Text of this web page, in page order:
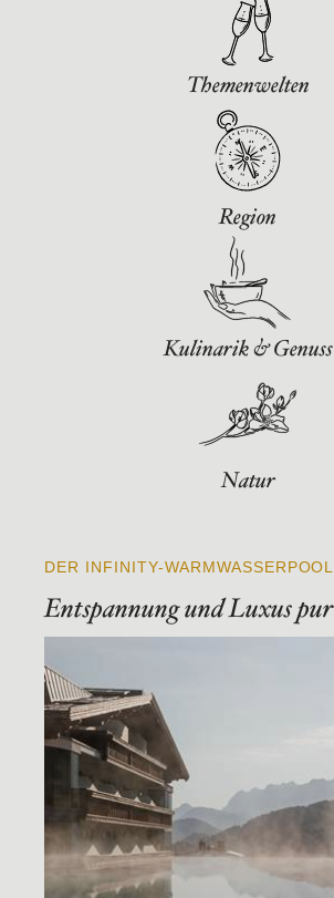
Themenwelten
Region
Kulinarik & Genuss
Natur
DER INFINITY-WARMWASSERPOOL
Entspannung und Luxus pur